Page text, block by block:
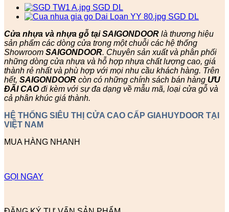
Cửa nhựa và nhựa gỗ tại SAIGONDOOR là thương hiệu
sản phẩm các dòng cửa trong một chuỗi các hệ thống
Showroom SAIGONDOOR. Chuyên sản xuất và phân phối
những dòng cửa nhựa và hỗ hợp nhựa chất lượng cao, giá
thành rẻ nhất và phù hợp với mọi nhu cầu khách hàng. Trên
hết, SAIGONDOOR còn có những chính sách bán hàng ƯU
ĐÃI CAOđi kèm với sự đa dạng về mẫu mã, loại cửa gỗ và
cả phân khúc giá thành.
HỆ THỐNG SIÊU THỊ CỬA CAO CẤP GIAHUYDOOR TẠI
VIỆT NAM
MUA HÀNG NHANH
GỌI NGAY